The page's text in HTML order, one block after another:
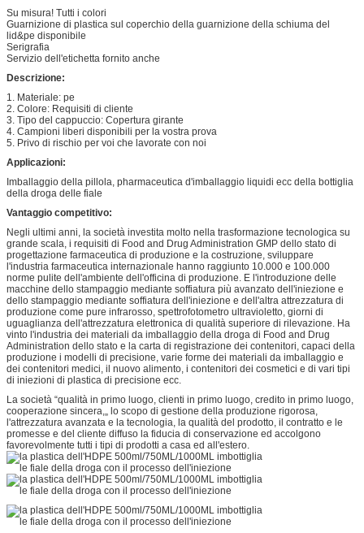
Su misura! Tutti i colori
Guarnizione di plastica sul coperchio della guarnizione della schiuma del
lid&pe disponibile
Serigrafia
Servizio dell'etichetta fornito anche
Descrizione:
1. Materiale: pe
2. Colore: Requisiti di cliente
3. Tipo del cappuccio: Copertura girante
4. Campioni liberi disponibili per la vostra prova
5. Privo di rischio per voi che lavorate con noi
Applicazioni:
Imballaggio della pillola, pharmaceutica d'imballaggio liquidi ecc della bottiglia
della droga delle fiale
Vantaggio competitivo:
Negli ultimi anni, la società investita molto nella trasformazione tecnologica su
grande scala, i requisiti di Food and Drug Administration GMP dello stato di
progettazione farmaceutica di produzione e la costruzione, sviluppare
l'industria farmaceutica internazionale hanno raggiunto 10.000 e 100.000
norme pulite dell'ambiente dell'officina di produzione. E l'introduzione delle
macchine dello stampaggio mediante soffiatura più avanzato dell'iniezione e
dello stampaggio mediante soffiatura dell'iniezione e dell'altra attrezzatura di
produzione come pure infrarosso, spettrofotometro ultravioletto, giorni di
uguaglianza dell'attrezzatura elettronica di qualità superiore di rilevazione. Ha
vinto l'industria dei materiali da imballaggio della droga di Food and Drug
Administration dello stato e la carta di registrazione dei contenitori, capaci della
produzione i modelli di precisione, varie forme dei materiali da imballaggio e
dei contenitori medici, il nuovo alimento, i contenitori dei cosmetici e di vari tipi
di iniezioni di plastica di precisione ecc.
La società “qualità in primo luogo, clienti in primo luogo, credito in primo luogo,
cooperazione sincera,„ lo scopo di gestione della produzione rigorosa,
l'attrezzatura avanzata e la tecnologia, la qualità del prodotto, il contratto e le
promesse e del cliente diffuso la fiducia di conservazione ed accolgono
favorevolmente tutti i tipi di prodotti a casa ed all'estero.